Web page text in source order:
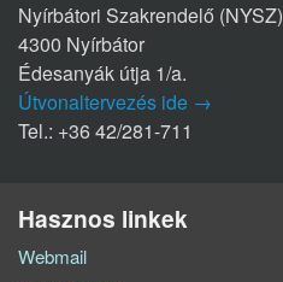
Nyírbátori Szakrendelő (NYSZ)
4300 Nyírbátor
Édesanyák útja 1/a.
Útvonaltervezés ide →
Tel.: +36 42/281-711
Hasznos linkek
Webmail